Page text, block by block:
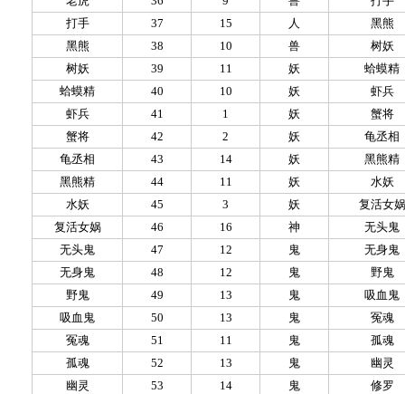
打手
37 15 人
黑熊
黑熊
38 10 兽
树妖
树妖
39 11 妖
蛤蟆精
蛤蟆精
40 10 妖
虾兵
虾兵
41 1 妖
蟹将
蟹将
42 2 妖
龟丞相
龟丞相
43 14 妖
黑熊精
黑熊精
44 11 妖
水妖
水妖
45 3 妖
复活女娲
复活女娲
46 16 神
无头鬼
无头鬼
47 12 鬼
无身鬼
无身鬼
48 12 鬼
野鬼
野鬼
49 13 鬼
吸血鬼
吸血鬼
50 13 鬼
冤魂
冤魂
51 11 鬼
孤魂
孤魂
52 13 鬼
幽灵
幽灵
53 14 鬼
修罗